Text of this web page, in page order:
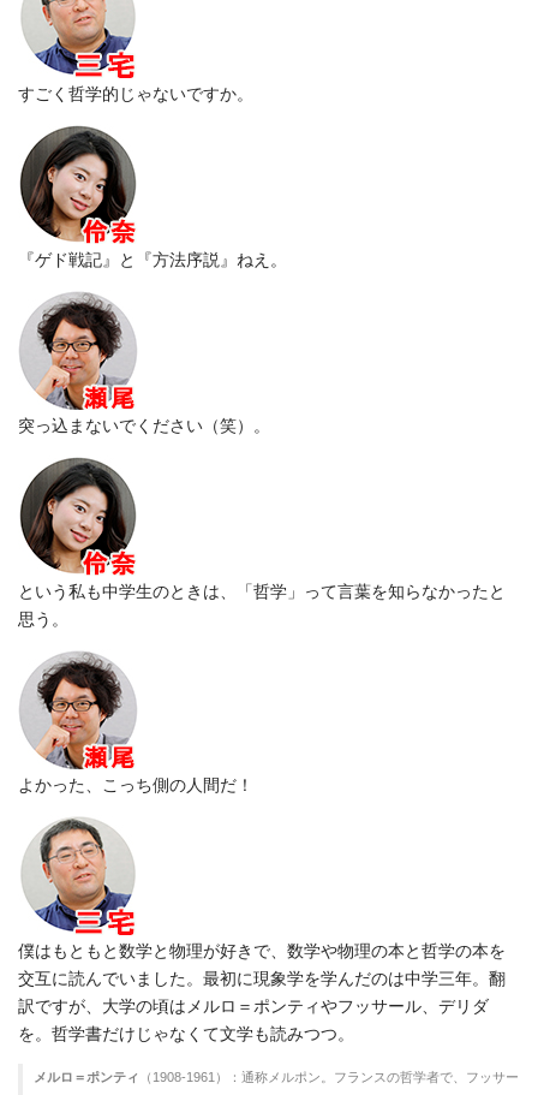
すごく哲学的じゃないですか。
『ゲド戦記』と『方法序説』ねえ。
突っ込まないでください（笑）。
という私も中学生のときは、「哲学」って言葉を知らなかったと
思う。
よかった、こっち側の人間だ！
僕はもともと数学と物理が好きで、数学や物理の本と哲学の本を
交互に読んでいました。最初に現象学を学んだのは中学三年。翻
訳ですが、大学の頃はメルロ＝ポンティやフッサール、デリダ
を。哲学書だけじゃなくて文学も読みつつ。
メルロ＝ポンティ
（1908-1961）：通称メルポン。フランスの哲学者で、フッサー